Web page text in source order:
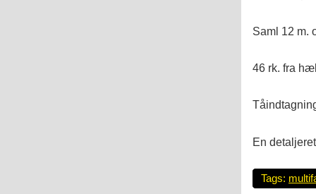
Saml 12 m.
46 rk. fra
En
Tags: